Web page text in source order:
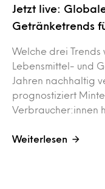
Jetzt live:
Getränketrends
Welche drei
Lebensmittel- und
Jahren nachhaltig
prognostiziert
Verbraucher:innen
Weiterlesen